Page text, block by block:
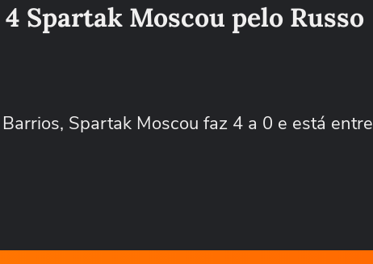
Spartak Moscou pelo Russo
Spartak Moscou faz 4 a 0 e está entre